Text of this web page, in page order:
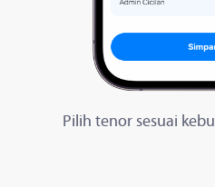
Pilih tenor sesuai